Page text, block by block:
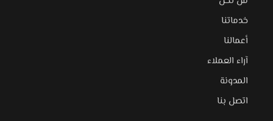
خدماتنا
أعمالنا
آراء العملاء
المدونة
اتصل بنا